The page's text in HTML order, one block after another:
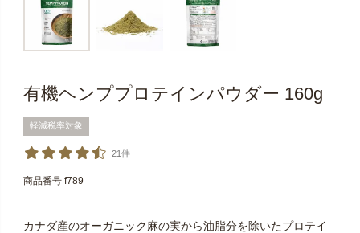
有機ヘンププロテインパウダー 160g
軽減税率対象
21件
商品番号 f789
カナダ産のオーガニック麻の実から油脂分を除いたプロテイ